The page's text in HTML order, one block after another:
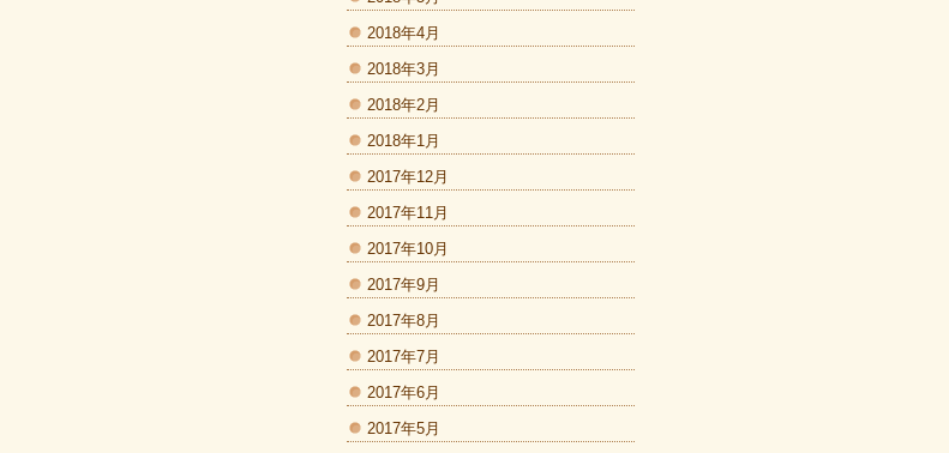
2018年4月
2018年3月
2018年2月
2018年1月
2017年12月
2017年11月
2017年10月
2017年9月
2017年8月
2017年7月
2017年6月
2017年5月